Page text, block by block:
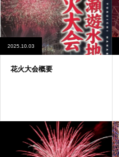
2025.10.03
花火大会概要